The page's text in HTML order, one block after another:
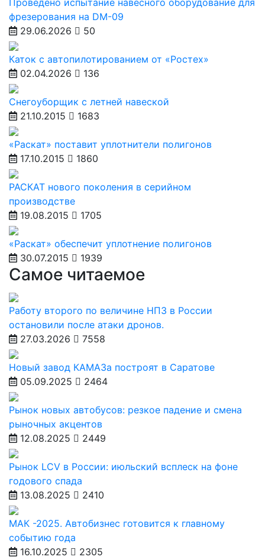
Проведено испытание навесного оборудование для
фрезерования на DM-09
29.06.2026
50
Каток с автопилотированием от «Ростех»
02.04.2026
136
Снегоуборщик с летней навеской
21.10.2015
1683
«Раскат» поставит уплотнители полигонов
17.10.2015
1860
РАСКАТ нового поколения в серийном
производстве
19.08.2015
1705
«Раскат» обеспечит уплотнение полигонов
30.07.2015
1939
Самое читаемое
Работу второго по величине НПЗ в России
остановили после атаки дронов.
27.03.2026
7558
Новый завод КАМАЗа построят в Саратове
05.09.2025
2464
Рынок новых автобусов: резкое падение и смена
рыночных акцентов
12.08.2025
2449
Рынок LCV в России: июльский всплеск на фоне
годового спада
13.08.2025
2410
МАК -2025. Автобизнес готовится к главному
событию года
16.10.2025
2305